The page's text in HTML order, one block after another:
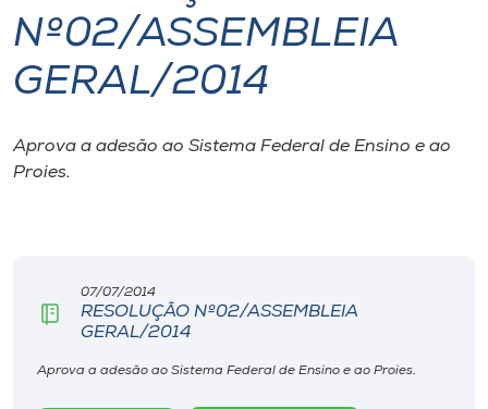
I.nova
Cultura
Biblioteca
Editora
Nº02/ASSEMBLEIA
GERAL/2014
Aprova a adesão ao Sistema Federal de Ensino e ao
Proies.
07/07/2014
RESOLUÇÃO Nº02/ASSEMBLEIA
GERAL/2014
Aprova a adesão ao Sistema Federal de Ensino e ao Proies.